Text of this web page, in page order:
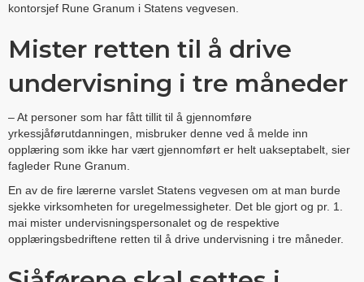
kontorsjef Rune Granum i Statens vegvesen.
Mister retten til å drive
undervisning i tre måneder
– At personer som har fått tillit til å gjennomføre
yrkessjåførutdanningen, misbruker denne ved å melde inn
opplæring som ikke har vært gjennomført er helt uakseptabelt, sier
fagleder Rune Granum.
En av de fire lærerne varslet Statens vegvesen om at man burde
sjekke virksomheten for uregelmessigheter. Det ble gjort og pr. 1.
mai mister undervisningspersonalet og de respektive
opplæringsbedriftene retten til å drive undervisning i tre måneder.